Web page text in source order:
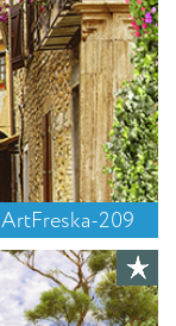
ArtFreska-209